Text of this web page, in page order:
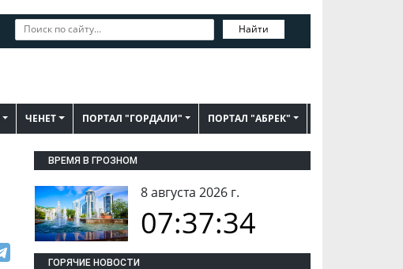
Найти
ЧЕНЕТ ПОРТАЛ "ГОРДАЛИ" ПОРТАЛ "АБРЕК"
ВРЕМЯ В ГРОЗНОМ
8 августа 2026 г.
07:37:35
ГОРЯЧИЕ НОВОСТИ